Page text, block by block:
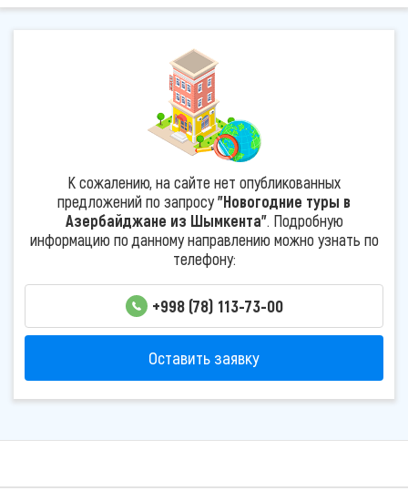
К сожалению, на сайте нет опубликованных
предложений по запросу"Новогодние туры в
Азербайджане из Шымкента". Подробную
информацию по данному направлению можно узнать по
телефону:
+998 (78) 113-73-00
Оставить заявку